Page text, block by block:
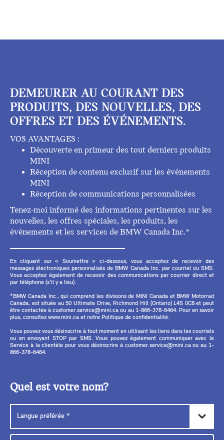
DEMEURER AU COURANT DES
PRODUITS, DES NOUVELLES, DES
OFFRES ET DES ÉVÉNEMENTS.
VOS AVANTAGES :
Découverte en primeur des tout derniers produits
MINI
Réception de contenu exclusif sur les événements
MINI
Réception de communications personnalisées
Tenez-moi informé des informations pertinentes sur les
nouvelles, les offres spéciales, les produits, les
événements et les services de BMW Canada Inc.*
En cliquant sur « Soumettre » ci-dessous, vous acceptez de recevoir des
messages électroniques personnalisés de BMW Canada Inc. par courriel ou SMS.
Vous acceptez également de recevoir des communications par courrier direct et
par téléphone (s'il y a lieu).
*BMW Canada Inc., qui comprend les divisions de MINI Canada et BMW Motorrad
Canada, est située au 50 Ultimate Drive, Richmond Hill (Ontario) L4S 0C8 et peut
être contactée à customer.service@mini.ca ou au 1-866-378-6464. Pour en savoir
plus, consultez www.mini.ca et notre Politique de confidentialité.
Vous pouvez vous désinscrire à tout moment en utilisant les liens dans les courriels
ou en envoyant STOP par SMS. Vous pouvez également communiquer avec le
Service à la clientèle pour vous désinscrire à customer.service@mini.ca ou au 1-
866-378-6464.
Quel est votre nom?